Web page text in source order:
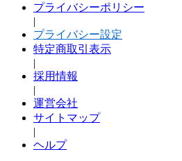
プライバシーポリシー
|
プライバシー設定
特定商取引表示
|
採用情報
|
運営会社
サイトマップ
|
ヘルプ